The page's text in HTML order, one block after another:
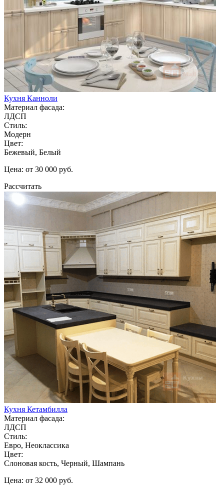
Кухня Канноли
Материал фасада:
ЛДСП
Стиль:
Модерн
Цвет:
Бежевый, Белый
Цена: от 30 000 руб.
Рассчитать
Кухня Кетамбилла
Материал фасада:
ЛДСП
Стиль:
Евро, Неоклассика
Цвет:
Слоновая кость, Черный, Шампань
Цена: от 32 000 руб.